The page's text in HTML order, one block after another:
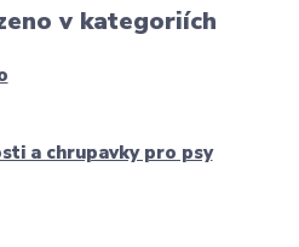
v kategoriích
a chrupavky pro psy